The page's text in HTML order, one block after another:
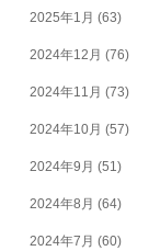
2025年1月 (63)
2024年12月 (76)
2024年11月 (73)
2024年10月 (57)
2024年9月 (51)
2024年8月 (64)
2024年7月 (60)